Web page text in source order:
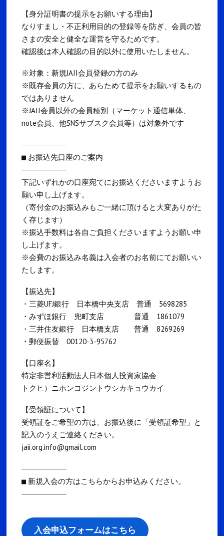
【身分証明書の提示をお願いする理由】
なりすまし・不正利用目的の登録等を防ぎ、会員の皆
さまの安全と健全な運営を守るためです。
確認後は本人確認の目的以外に使用いたしません。
※対象：新規JAII会員登録の方のみ
※既存会員の方に、あらためて提示をお願いするもの
ではありません
※JAII会員以外の会員種別（マーケット通信単体、
note会員、他SNSサブスク会員等）は対象外です
――――――――――
■ お振込先口座のご案内
――――――――――
下記いずれかの口座宛てにお振込くださいますようお
願い申し上げます。
（寄付金のお振込みもご一緒に頂けると大変ありがた
く存じます）
※振込手数料は各自ご負担くださいますようお願い申
し上げます。
※会費のお振込み名義は入会者のお名前にてお願いい
たします。
【振込先】
・三菱UFJ銀行 日本橋中央支店 普通 5698285
・みずほ銀行 兜町支店 普通 1861079
・三井住友銀行 日本橋支店 普通 8269269
・郵便振替 00120-3-95762
【口座名】
特定非営利活動法人日本個人投資家協会
トクヒ）ニホンコジントウシカキョウカイ
【受領証について】
受領証をご希望の方は、お振込後に「受領証希望」と
記入のうえご連絡ください。
jaii.org.info@gmail.com
――――――――――
■ 新規入会の方はこちらからお申込みください。
――――――――――
入会申込フォームはこちら